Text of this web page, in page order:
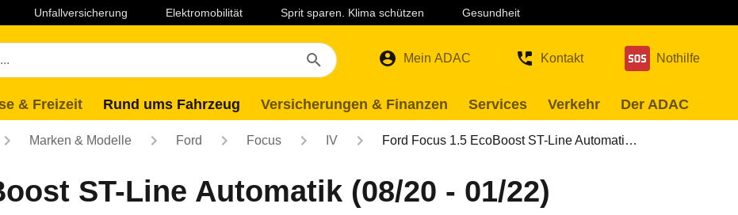
Unfallversicherung Elektromobilität Sprit sparen. Klima schützen Gesundheit
Mein ADAC Kontakt Nothilfe
& Freizeit Rund ums Fahrzeug Versicherungen & Finanzen Services Verkehr Der ADAC
Marken & Modelle Ford Focus IV Ford Focus 1.5 EcoBoost ST-Line Automati…
ST-Line Automatik (08/20 - 01/22)